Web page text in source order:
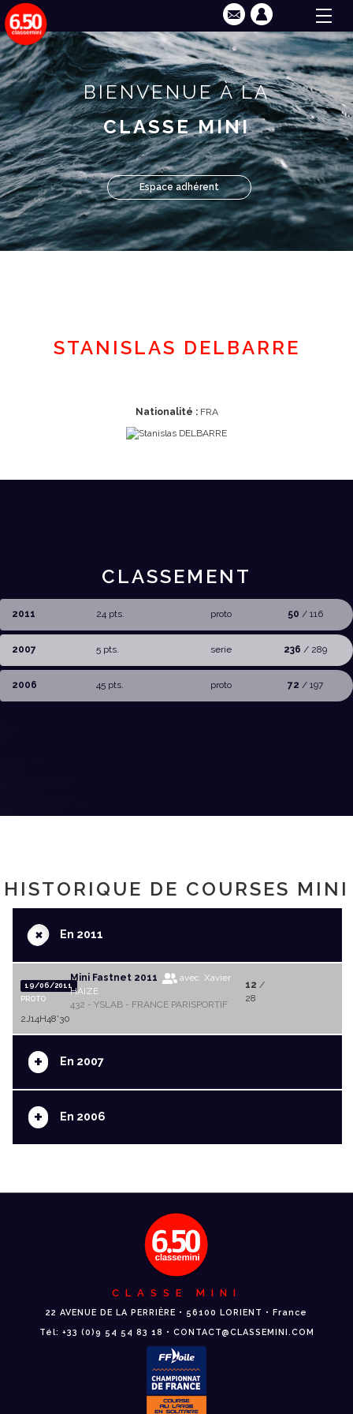
BIENVENUE À LA
CLASSE MINI
Espace adhérent
STANISLAS DELBARRE
Nationalité :FRA
CLASSEMENT
2011 24 pts. proto 50 / 116
2007 5 pts. serie 236 / 289
2006 45 pts. proto 72 / 197
HISTORIQUE DE COURSES MINI
+En 2011
19/06/2011
PROTO
Mini Fastnet 2011
avec Xavier
HAIZE
432 - YSLAB - FRANCE PARISPORTIF
12 /
28
2J14H48'30
+ En 2007
+ En 2006
CLASSE MINI
22 AVENUE DE LA PERRIÈRE • 56100 LORIENT • France
Tél: +33 (0)9 54 54 83 18 • CONTACT@CLASSEMINI.COM